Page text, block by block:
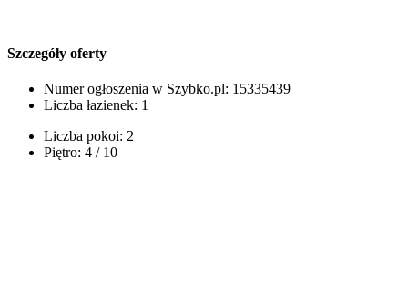
Szczegóły oferty
Numer ogłoszenia w Szybko.pl: 15335439
Liczba łazienek: 1
Liczba pokoi: 2
Piętro: 4 / 10